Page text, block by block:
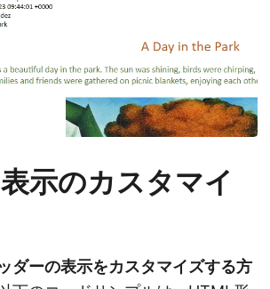
示のカスタマイ
ダーの表示をカスタマイズする方